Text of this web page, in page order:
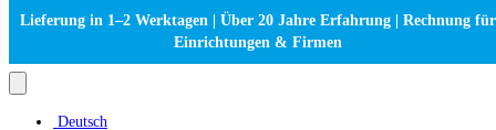
Deutsch
Lieferung in 1–2 Werktagen | Über 20 Jahre Erfahrung | Rechnung für
Einrichtungen & Firmen